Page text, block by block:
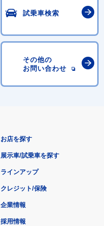
試乗車検索
その他の
お問い合わせ
お店を探す
展示車/試乗車を探す
ラインアップ
クレジット/保険
企業情報
採用情報